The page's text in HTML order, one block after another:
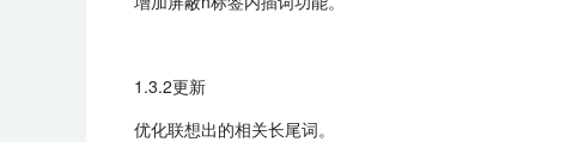
1.3.2更新
优化联想出的相关长尾词。